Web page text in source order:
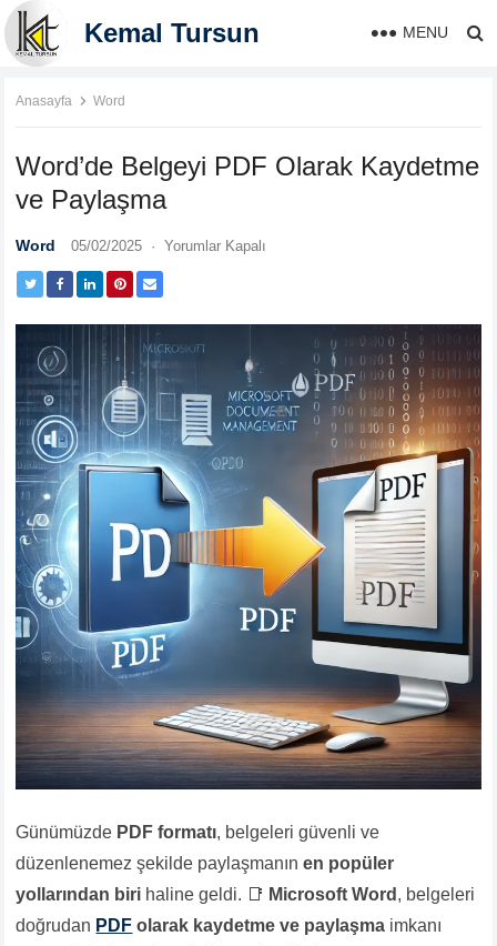
Kemal Tursun MENU
Anasayfa Word
Word’de Belgeyi PDF Olarak Kaydetme
ve Paylaşma
Word 05/02/2025 · Yorumlar Kapalı
Günümüzde PDF formatı, belgeleri güvenli ve
düzenlenemez şekilde paylaşmanınen popüler
yollarından biri haline geldi. 📑 Microsoft Word , belgeleri
doğrudan PDF olarak kaydetme ve paylaşma imkanı